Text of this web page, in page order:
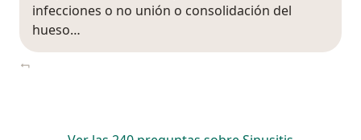
infecciones o no unión o consolidación del
hueso…